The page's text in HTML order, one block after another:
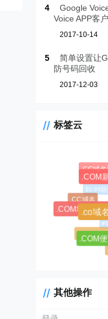
4
Google
Voice APP客
2017-10-14
5
简单设置让
防号码回收
2017-12-03
标签云
$0.99超
.CC优惠
.CC域名
.CC域名
.COM
.COM域名优
.COM
.co域
其他操作